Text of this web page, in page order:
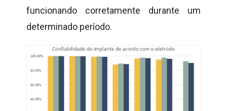
funcionando corretamente durante um
determinado período.